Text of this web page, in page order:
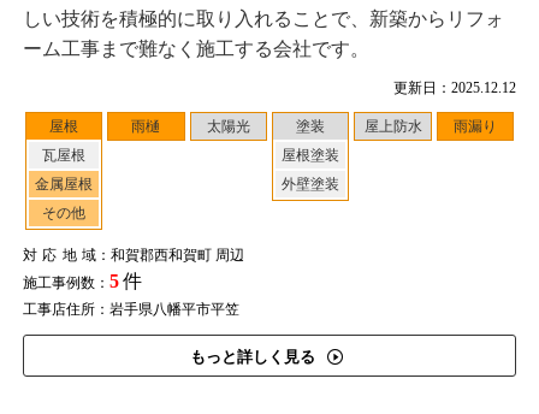
更新日：2025.12.12
屋根
瓦屋根
金属屋根
その他
雨樋 太陽光
塗装
屋根塗装
外壁塗装
屋上防水 雨漏り
対応地域：和賀郡西和賀町 周辺
施工事例数： 5件
工事店住所：岩手県八幡平市平笠
もっと詳しく見る
しい技術を積極的に取り入れることで、新築からリフォ
ーム工事まで難なく施工する会社です。